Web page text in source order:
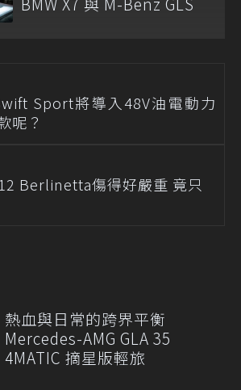
Sport將導入48V油電動力
呢？
Berlinetta傷得好嚴重 竟只
熱血與日常的跨界平衡
Mercedes-AMG GLA 35
4MATIC 摘星版輕旅